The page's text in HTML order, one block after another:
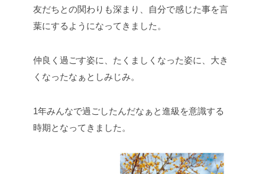
友だちとの関わりも深まり、自分で感じた事を言
葉にするようになってきました。
仲良く過ごす姿に、たくましくなった姿に、大き
くなったなぁとしみじみ。
1年みんなで過ごしたんだなぁと進級を意識する
時期となってきました。